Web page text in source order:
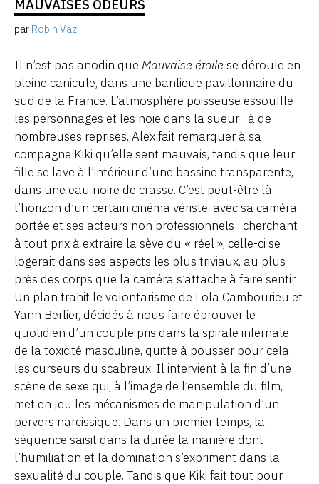
MAUVAISES ODEURS
par Robin Vaz
Il n’est pas anodin que Mauvaise étoile se déroule en
pleine canicule, dans une banlieue pavillonnaire du
sud de la France. L’atmosphère poisseuse essouffle
les personnages et les noie dans la sueur : à de
nombreuses reprises, Alex fait remarquer à sa
compagne Kiki qu’elle sent mauvais, tandis que leur
fille se lave à l’intérieur d’une bassine transparente,
dans une eau noire de crasse. C’est peut-être là
l’horizon d’un certain cinéma vériste, avec sa caméra
portée et ses acteurs non professionnels : cherchant
à tout prix à extraire la sève du « réel », celle-ci se
logerait dans ses aspects les plus triviaux, au plus
près des corps que la caméra s’attache à faire sentir.
Un plan trahit le volontarisme de Lola Cambourieu et
Yann Berlier, décidés à nous faire éprouver le
quotidien d’un couple pris dans la spirale infernale
de la toxicité masculine, quitte à pousser pour cela
les curseurs du scabreux. Il intervient à la fin d’une
scène de sexe qui, à l’image de l’ensemble du film,
met en jeu les mécanismes de manipulation d’un
pervers narcissique. Dans un premier temps, la
séquence saisit dans la durée la manière dont
l’humiliation et la domination s’expriment dans la
sexualité du couple. Tandis que Kiki fait tout pour